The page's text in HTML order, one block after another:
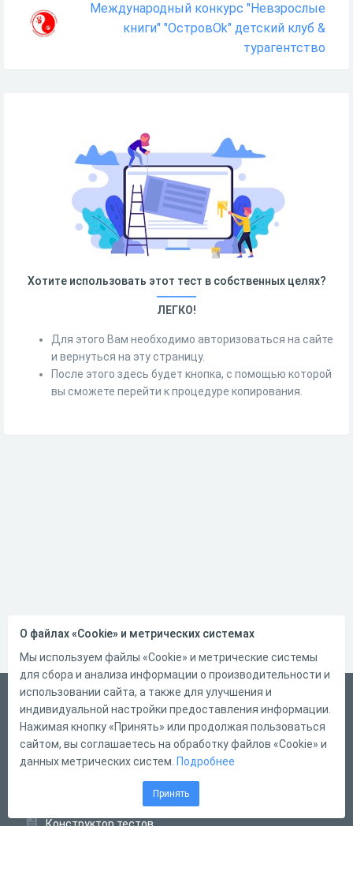
Международный конкурс "Невзрослые
книги" "ОстровОk" детский клуб &
турагентство
Хотите использовать этот тест в собственных целях?
ЛЕГКО!
Для этого Вам необходимо авторизоваться на сайте
и вернуться на эту страницу.
После этого здесь будет кнопка, с помощью которой
вы сможете перейти к процедуре копирования.
Русский
Справка
Форма обратной связи
Конструктор тестов
О файлах «Cookie» и метрических системах
Мы используем файлы «Cookie» и метрические системы
для сбора и анализа информации о производительности и
использовании сайта, а также для улучшения и
индивидуальной настройки предоставления информации.
Нажимая кнопку «Принять» или продолжая пользоваться
сайтом, вы соглашаетесь на обработку файлов «Cookie» и
данных метрических систем. Подробнее
Принять